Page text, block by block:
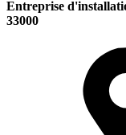
Entreprise
33000